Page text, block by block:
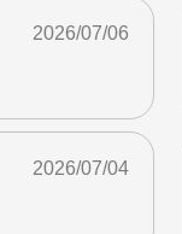
2026/07/06
2026/07/04